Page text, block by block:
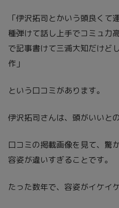
「伊沢拓司とかいう頭良くて
種弾けて話し上手でコミュ力
で記事書けて三浦大知だけど
作」
という口コミがあります。
伊沢拓司さんは、頭がいいと
口コミの掲載画像を見て、驚
容姿が違いすぎることです。
たった数年で、容姿がイケイ